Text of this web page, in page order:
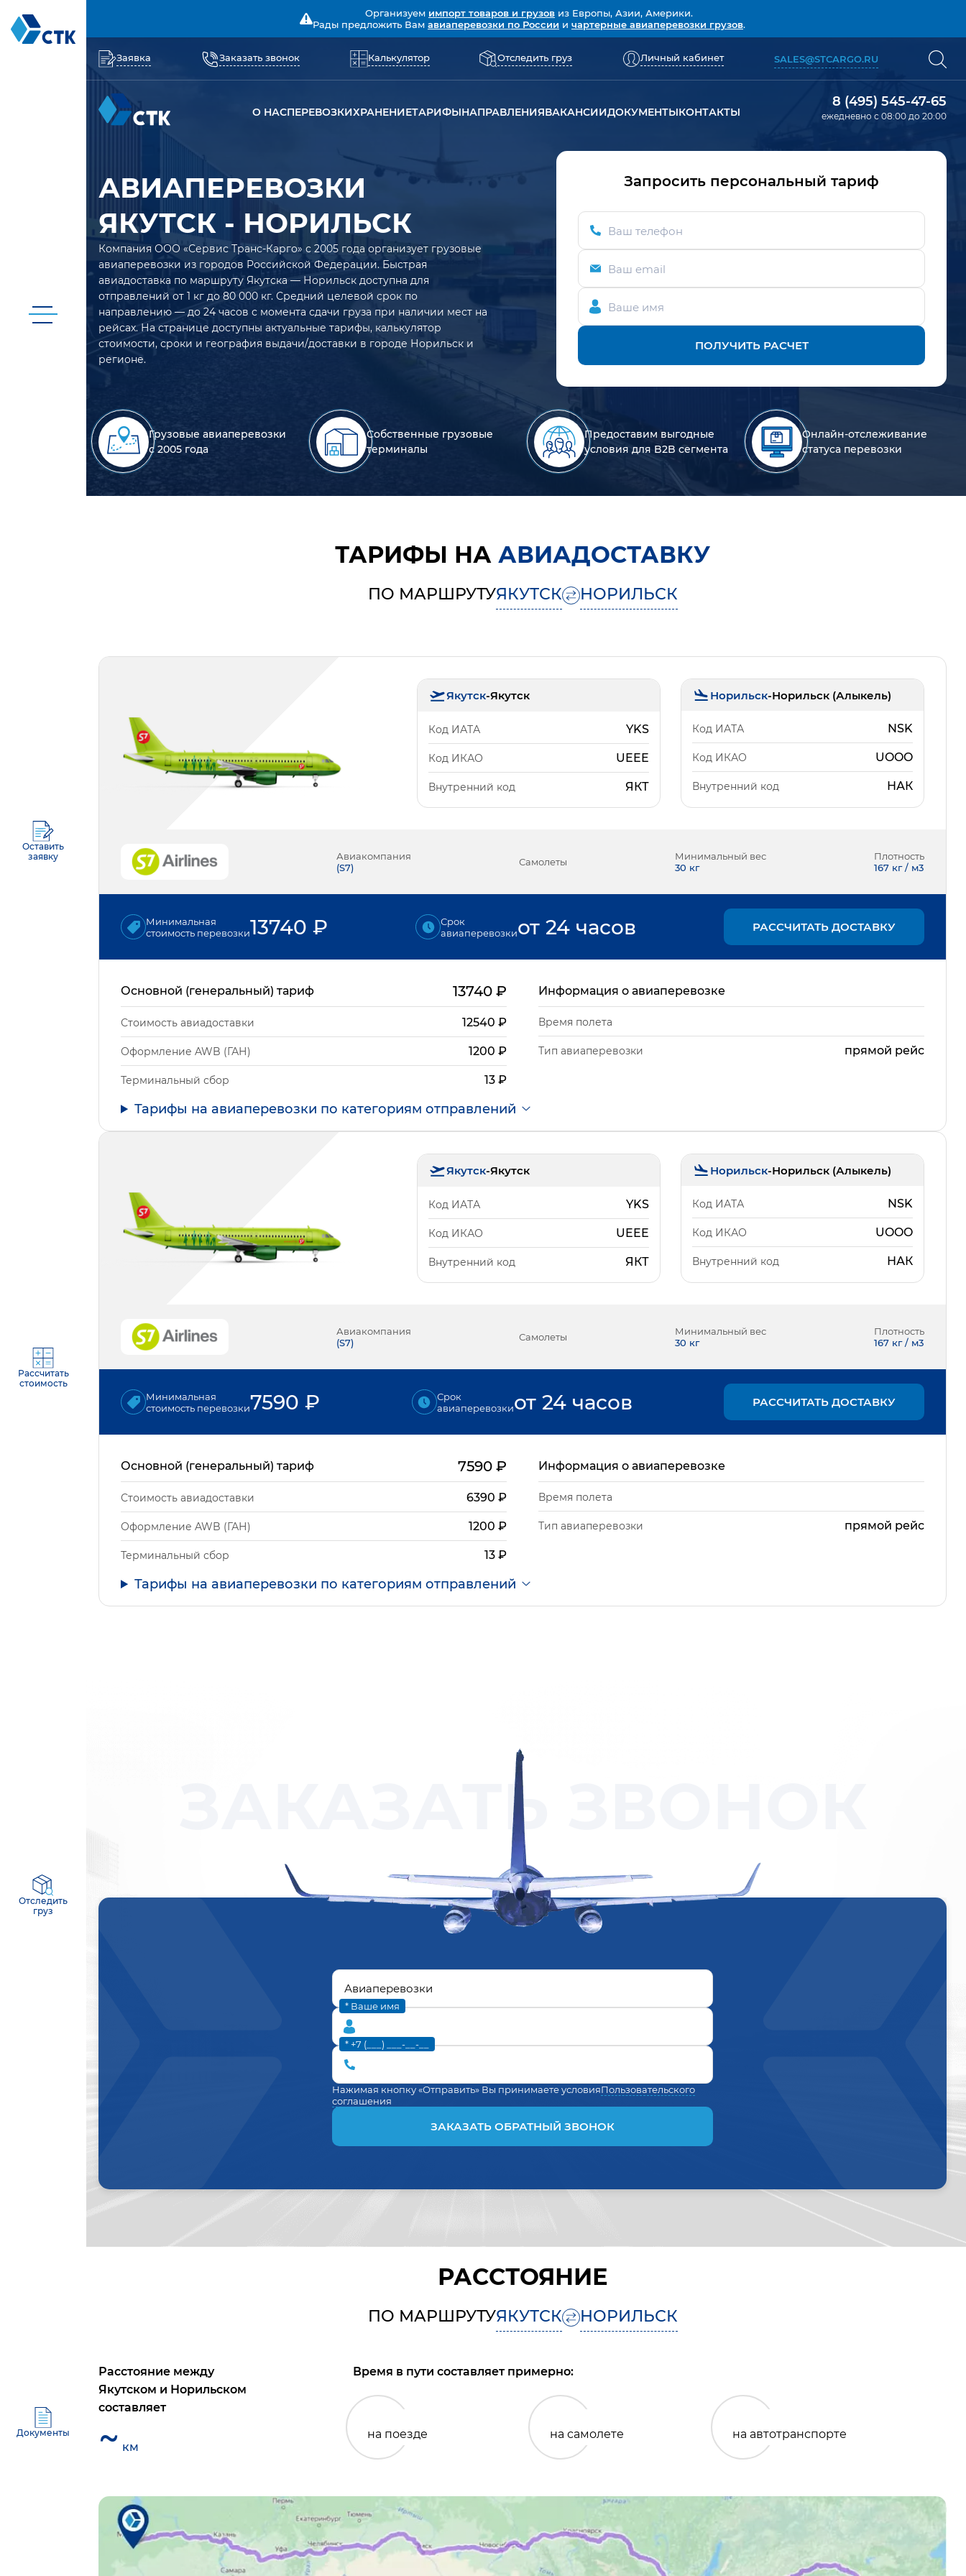
Оставить
заявку
Рассчитать
стоимость
Отследить
груз
Документы
Организуем импорт товаров и грузов из Европы, Азии, Америки.
Рады предложить Вам авиаперевозки по России и чартерные авиаперевозки грузов.
Заявка Заказать звонок Калькулятор Отследить груз Личный кабинет SALES@STCARGO.RU
О НАСПЕРЕВОЗКИХРАНЕНИЕТАРИФЫНАПРАВЛЕНИЯВАКАНСИИДОКУМЕНТЫКОНТАКТЫ
8 (495) 545-47-65
ежедневно с 08:00 до 20:00
АВИАПЕРЕВОЗКИ
ЯКУТСК - НОРИЛЬСК
Компания ООО «Сервис Транс-Карго» с 2005 года организует грузовые
авиаперевозки из городов Российской Федерации. Быстрая
авиадоставка по маршруту Якутска — Норильск доступна для
отправлений от 1 кг до 80 000 кг. Средний целевой срок по
направлению — до 24 часов с момента сдачи груза при наличии мест на
рейсах. На странице доступны актуальные тарифы, калькулятор
стоимости, сроки и география выдачи/доставки в городе Норильск и
регионе.
Запросить персональный тариф
Ваш телефон
Ваш email
Ваше имя
ПОЛУЧИТЬ РАСЧЕТ
Грузовые авиаперевозки
с 2005 года
Собственные грузовые
терминалы
Предоставим выгодные
условия для B2B сегмента
Онлайн-отслеживание
статуса перевозки
ТАРИФЫ НА АВИАДОСТАВКУ
ПО МАРШРУТУЯКУТСК НОРИЛЬСК
Якутск-Якутск
Код ИАТА YKS
Код ИКАО UEEE
Внутренний код ЯКТ
Норильск-Норильск (Алыкель)
Код ИАТА NSK
Код ИКАО UOOO
Внутренний код НАК
Авиакомпания
(S7) Самолеты
Минимальный вес
30 кг
Плотность
167 кг / м3
Минимальная
стоимость перевозки13740 ₽
Срок
авиаперевозкиот 24 часов РАССЧИТАТЬ ДОСТАВКУ
Основной (генеральный) тариф 13740₽
Стоимость авиадоставки 12540 ₽
Оформление AWB (ГАН) 1200 ₽
Терминальный сбор 13₽
Информация о авиаперевозке
Время полета
Тип авиаперевозки прямой рейс
Тарифы на авиаперевозки по категориям отправлений
Якутск-Якутск
Код ИАТА YKS
Код ИКАО UEEE
Внутренний код ЯКТ
Норильск-Норильск (Алыкель)
Код ИАТА NSK
Код ИКАО UOOO
Внутренний код НАК
Авиакомпания
(S7) Самолеты
Минимальный вес
30 кг
Плотность
167 кг / м3
Минимальная
стоимость перевозки7590 ₽
Срок
авиаперевозкиот 24 часов РАССЧИТАТЬ ДОСТАВКУ
Основной (генеральный) тариф 7590₽
Стоимость авиадоставки 6390 ₽
Оформление AWB (ГАН) 1200 ₽
Терминальный сбор 13₽
Информация о авиаперевозке
Время полета
Тип авиаперевозки прямой рейс
Тарифы на авиаперевозки по категориям отправлений
ЗАКАЗАТЬ ЗВОНОК
* Ваше имя
* +7 (___) ___-__-__
Нажимая кнопку «Отправить» Вы принимаете условияПользовательского
соглашения
ЗАКАЗАТЬ ОБРАТНЫЙ ЗВОНОК
РАССТОЯНИЕ
ПО МАРШРУТУЯКУТСК НОРИЛЬСК
Расстояние между
Якутском и Норильском
составляет
~ км
Время в пути составляет примерно:
на поезде на самолете на автотранспорте